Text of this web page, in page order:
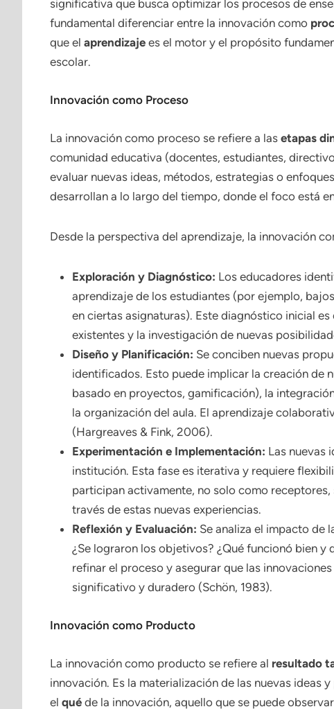
significativa que busca optimizar los procesos de
fundamental diferenciar entre la innovación como
que el aprendizaje es el motor y el propósito
escolar.
Innovación como Proceso
La innovación como proceso se refiere a las etapas
comunidad educativa (docentes, estudiantes,
evaluar nuevas ideas, métodos, estrategias o
desarrollan a lo largo del tiempo, donde el foco está
Desde la perspectiva del aprendizaje, la innovación
Exploración y Diagnóstico: Los educadores
aprendizaje de los estudiantes (por ejemplo,
en ciertas asignaturas). Este diagnóstico inicial
existentes y la investigación de nuevas
Diseño y Planificación: Se conciben nuevas
identificados. Esto puede implicar la creación de
basado en proyectos, gamificación), la
la organización del aula. El aprendizaje
(Hargreaves & Fink, 2006).
Experimentación e Implementación: Las nuevas
institución. Esta fase es iterativa y requiere
participan activamente, no solo como
través de estas nuevas experiencias.
Reflexión y Evaluación: Se analiza el impacto de
¿Se lograron los objetivos? ¿Qué funcionó bien
refinar el proceso y asegurar que las
significativo y duradero (Schön, 1983).
Innovación como Producto
La innovación como producto se refiere al resultado
innovación. Es la materialización de las nuevas ideas
el qué de la innovación, aquello que se puede